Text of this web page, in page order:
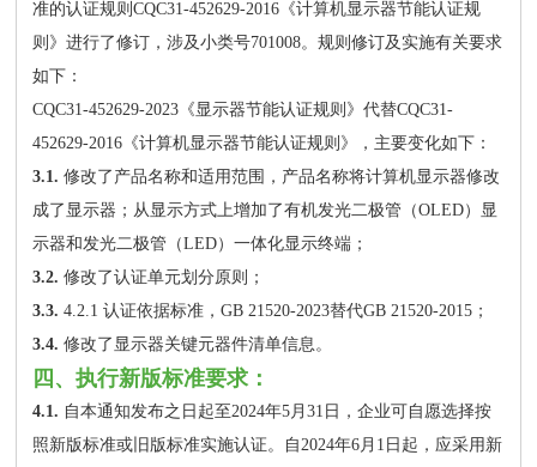
准的认证规则CQC31-452629-2016《计算机显示器节能认证规
则》进行了修订，涉及小类号701008。规则修订及实施有关要求
如下：
CQC31-452629-2023《显示器节能认证规则》代替CQC31-
452629-2016《计算机显示器节能认证规则》，主要变化如下：
3.1.修改了产品名称和适用范围，产品名称将计算机显示器修改
成了显示器；从显示方式上增加了有机发光二极管（OLED）显
示器和发光二极管（LED）一体化显示终端；
3.2.修改了认证单元划分原则；
3.3.4.2.1 认证依据标准，GB 21520-2023替代GB 21520-2015；
3.4.修改了显示器关键元器件清单信息。
四、执行新版标准要求：
4.1. 自本通知发布之日起至2024年5月31日，企业可自愿选择按
照新版标准或旧版标准实施认证。自2024年6月1日起，应采用新